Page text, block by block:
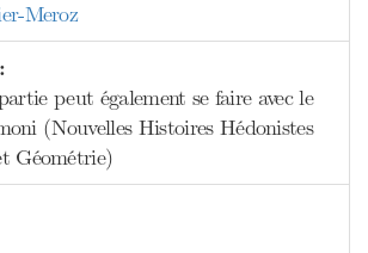
Meroz
peut également se faire avec le
(Nouvelles Histoires Hédonistes
Géométrie)